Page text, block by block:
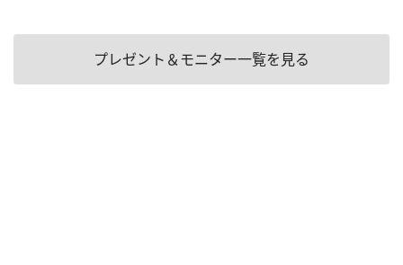
プレゼント＆モニター一覧を見る